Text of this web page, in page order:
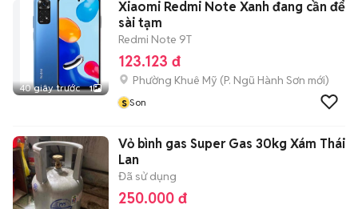
40 giây trước 1
Xiaomi Redmi Note Xanh đang cần để
sài tạm
Redmi Note 9T
123.123 đ
Phường Khuê Mỹ (P. Ngũ Hành Sơn mới)
s Son
Vỏ bình gas Super Gas 30kg Xám Thái
Lan
Đã sử dụng
250.000 đ